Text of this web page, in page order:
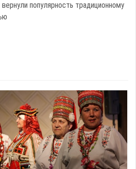
популярность традиционному